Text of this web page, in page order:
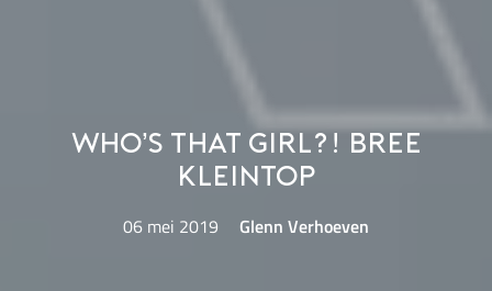
Who’s That Girl?! Bree
Kleintop
06 mei 2019 Glenn Verhoeven